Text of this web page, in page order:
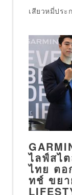
เสียวหมี่ประ
ไลฟ์สไ
ไทย ตอ
ทช์ ขยา